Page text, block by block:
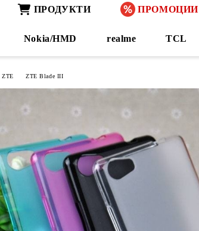
ПРОДУКТИ ПРОМОЦИИ
Nokia/HMD realme TCL
ZTE ZTE Blade III